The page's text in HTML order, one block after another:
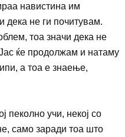
навистина им
дека не ги почитувам.
тоа значи дека не
ќе продолжам и натаму
а тоа е знаење,
пеколно учи, некој со
само заради тоа што